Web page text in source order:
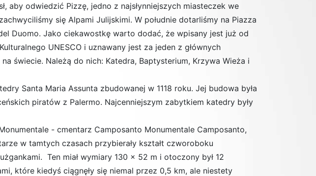
aby odwiedzić Pizzę, jedno z najsłynniejszych miasteczek we
się Alpami Julijskimi. W południe dotarliśmy na Piazza
Duomo. Jako ciekawostkę warto dodać, że wpisany jest już od
UNESCO i uznawany jest za jeden z głównych
świecie. Należą do nich: Katedra, Baptysterium, Krzywa Wieża i
Santa Maria Assunta zbudowanej w 1118 roku. Jej budowa była
piratów z Palermo. Najcenniejszym zabytkiem katedry były
- cmentarz Camposanto Monumentale Camposanto,
w tamtych czasach przybierały kształt czworoboku
Ten miał wymiary 130 x 52 m i otoczony był 12
które kiedyś ciągnęły się niemal przez 0,5 km, ale niestety